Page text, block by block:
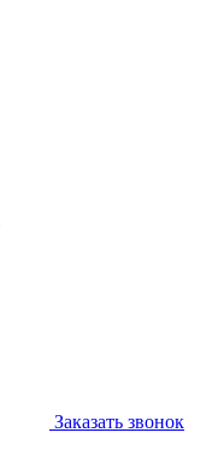
Заказать звонок